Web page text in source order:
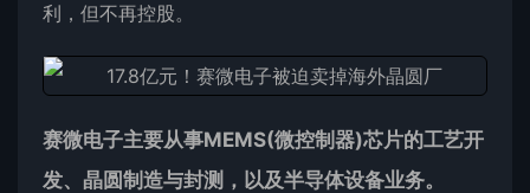
利，但不再控股。
赛微电子主要从事MEMS(微控制器)芯片的工艺开
发、 晶圆制造与封测，以及半导体设备业务。